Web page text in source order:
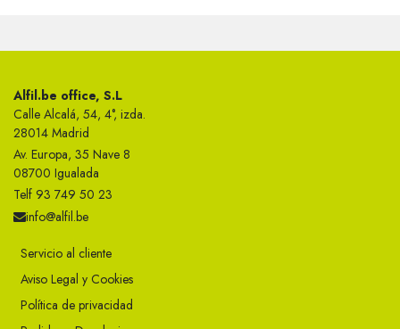
Alfil.be office, S.L
Calle Alcalá, 54, 4°, izda.
28014 Madrid
Av. Europa, 35 Nave 8
08700 Igualada
Telf 93 749 50 23
info@alfil.be
Servicio al cliente
Aviso Legal y Cookies
Política de privacidad